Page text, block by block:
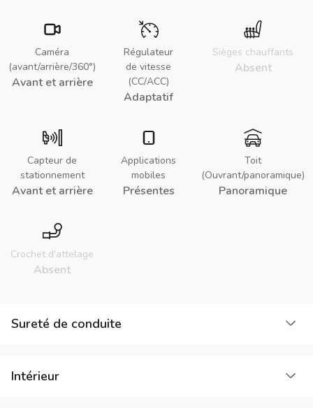
Caméra
(avant/arrière/360°)
Avant et arrière
Régulateur
de vitesse
(CC/ACC)
Adaptatif
Sièges chauffants
Absent
Capteur de
stationnement
Avant et arrière
Applications
mobiles
Présentes
Toit
(Ouvrant/panoramique)
Panoramique
Crochet d'attelage
Absent
Sureté de conduite
Intérieur